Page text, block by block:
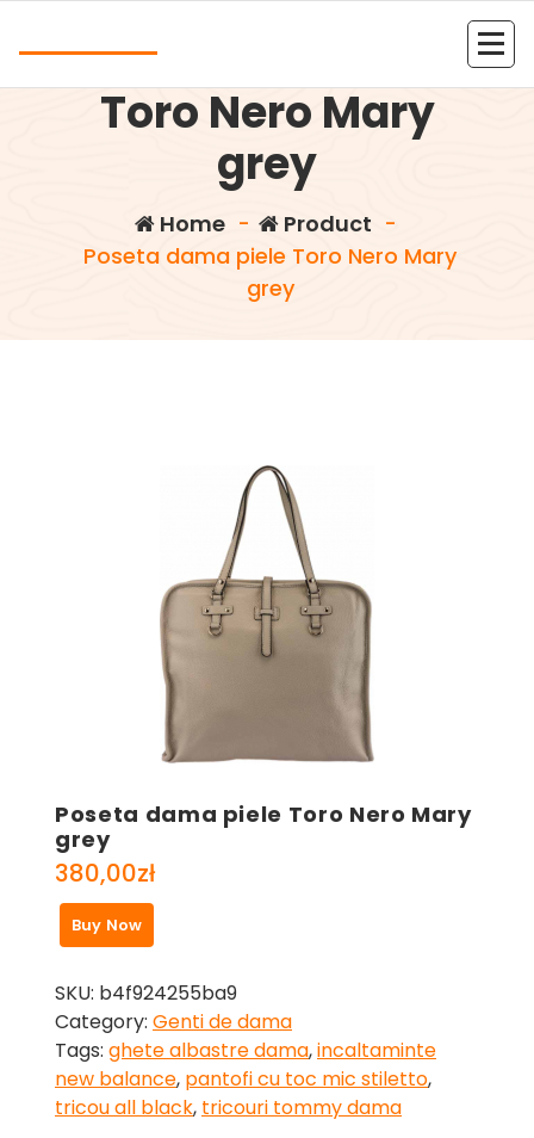
Poseta dama piele
Toro Nero Mary
grey
Home- Product -
Poseta dama piele Toro Nero Mary
grey
Poseta dama piele Toro Nero Mary
grey
380,00zł
Buy Now
SKU: b4f924255ba9
Category: Genti de dama
Tags: ghete albastre dama,incaltaminte
new balance, pantofi cu toc mic stiletto,
tricou all black, tricouri tommy dama